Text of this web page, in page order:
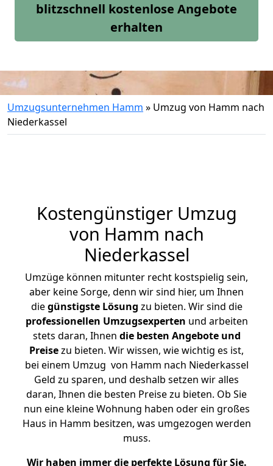
blitzschnell kostenlose Angebote
erhalten
Umzugsunternehmen Hamm » Umzug von Hamm nach
Niederkassel
Kostengünstiger Umzug
von Hamm nach
Niederkassel
Umzüge können mitunter recht kostspielig sein,
aber keine Sorge, denn wir sind hier, um Ihnen
diegünstigste Lösung zu bieten. Wir sind die
professionellen Umzugsexperten und arbeiten
stets daran, Ihnen die besten Angebote und
Preisezu bieten. Wir wissen, wie wichtig es ist,
bei einem Umzug von Hamm nach Niederkassel
Geld zu sparen, und deshalb setzen wir alles
daran, Ihnen die besten Preise zu bieten. Ob Sie
nun eine kleine Wohnung haben oder ein großes
Haus in Hamm besitzen, was umgezogen werden
muss.
Wir haben immer die perfekte Lösung für Sie.